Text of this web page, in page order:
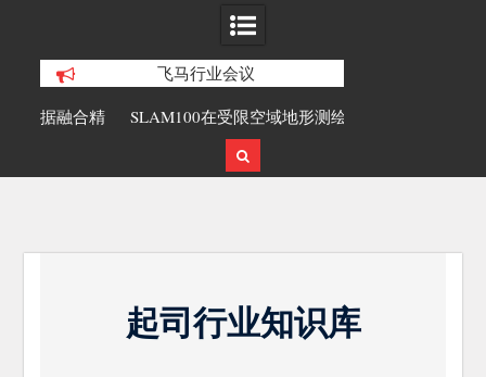
飞马行业会议
SLAM100在受限空域地形测绘的研究与
起司行业知识库